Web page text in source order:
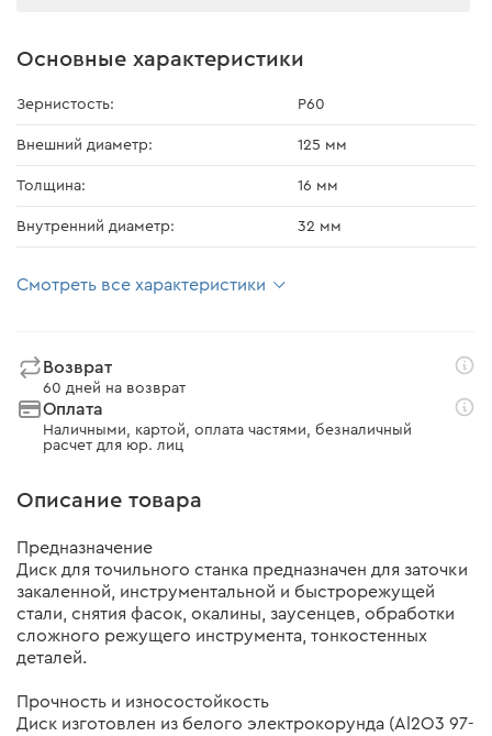
Основные характеристики
Зернистость: Р60
Внешний диаметр: 125 мм
Толщина: 16 мм
Внутренний диаметр: 32 мм
Смотреть все характеристики
Возврат
60 дней на возврат
Оплата
Наличными, картой, оплата частями, безналичный
расчет для юр. лиц
Описание товара
Предназначение
Диск для точильного станка предназначен для заточки
закаленной, инструментальной и быстрорежущей
стали, снятия фасок, окалины, заусенцев, обработки
сложного режущего инструмента, тонкостенных
деталей.
Прочность и износостойкость
Диск изготовлен из белого электрокорунда (Al2O3 97-